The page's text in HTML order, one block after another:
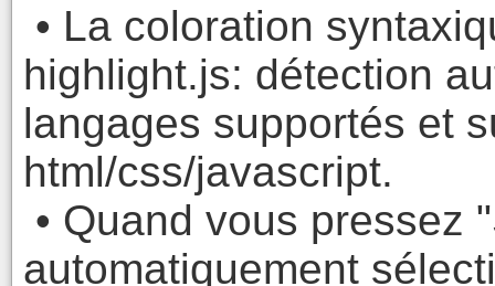
• La coloration
highlight.js: détection
langages supportés et
html/css/javascript.
• Quand vous pressez
automatiquement